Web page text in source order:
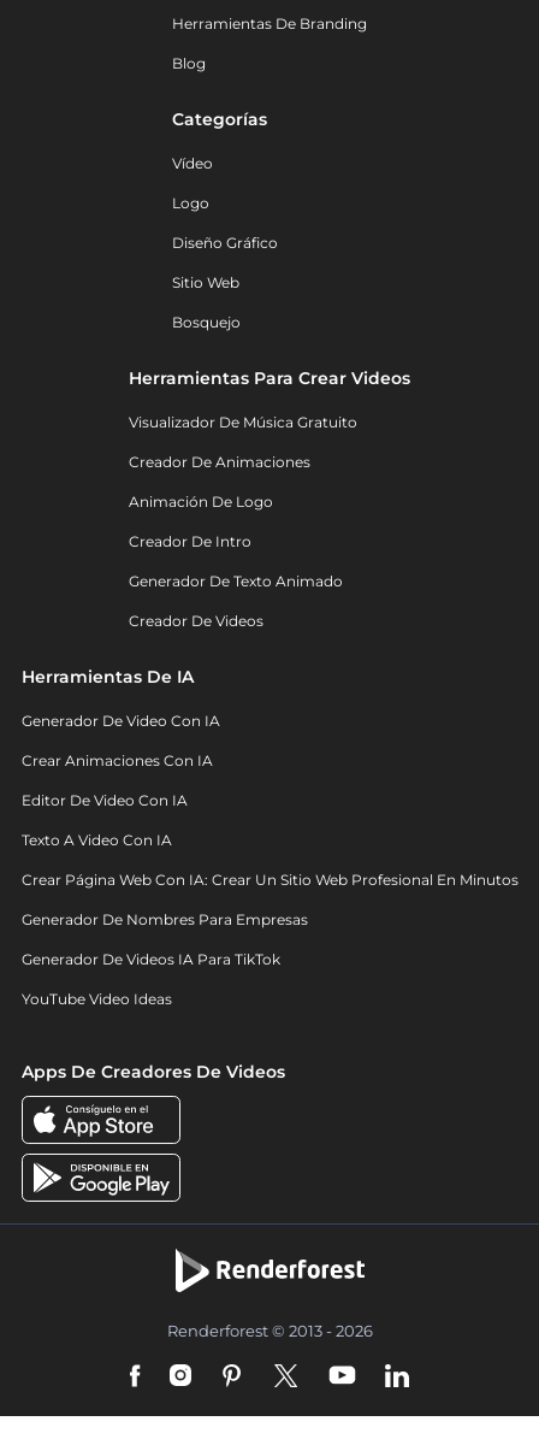
Herramientas De Branding
Blog
Categorías
Vídeo
Logo
Diseño Gráfico
Sitio Web
Bosquejo
Herramientas Para Crear Videos
Visualizador De Música Gratuito
Creador De Animaciones
Animación De Logo
Creador De Intro
Generador De Texto Animado
Creador De Videos
Herramientas De IA
Generador De Video Con IA
Crear Animaciones Con IA
Editor De Video Con IA
Texto A Video Con IA
Crear Página Web Con IA: Crear Un Sitio Web Profesional En Minutos
Generador De Nombres Para Empresas
Generador De Videos IA Para TikTok
YouTube Video Ideas
Apps De Creadores De Videos
Renderforest © 2013 - 2026